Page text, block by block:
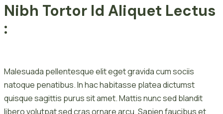
Nibh Tortor Id Aliquet Lectus
:
Malesuada pellentesque elit eget gravida cum sociis
natoque penatibus. In hac habitasse platea dictumst
quisque sagittis purus sit amet. Mattis nunc sed blandit
libero volutpat sed cras ornare arcu. Sapien faucibus et